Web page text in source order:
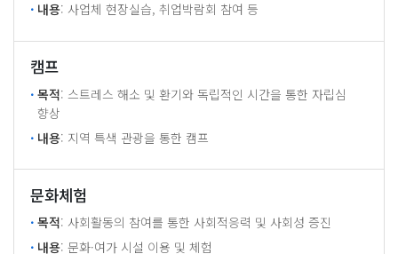
· 내용: 사업체 현장실습, 취업박람회 참여 등
캠프
· 목적: 스트레스 해소 및 환기와 독립적인 시간을 통한 자립심
향상
· 내용: 지역 특색 관광을 통한 캠프
문화체험
· 목적: 사회활동의 참여를 통한 사회적응력 및 사회성 증진
· 내용: 문화·여가 시설 이용 및 체험